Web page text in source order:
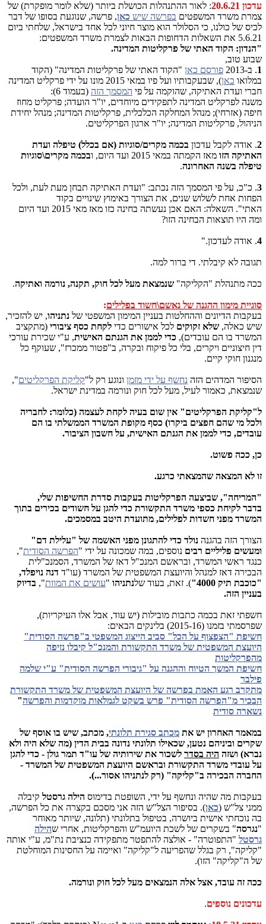
עדכון 20.6.21
: לאור ההתנהלות הכושלת ביותר (שלא לומר מופקרת) של
צמרת משרד המשפטים בפרשה שיש כאן, פרשה, שנוגעת בסופו של דבר
לכיס של כולנו, כי הסלולר הוא מוצר חיוני לכל אחד בישראל, שלחתי ביום
5.6.21 את השאלות הדחופות הבאות לצמרת משרד המשפטים:
"הנדון: הקוד האתי של פרקליטות המדינה.
שבוע טוב,
1. ב-2013 פורסם כאן "הקוד האתי של פרקליטות המדינה" (הקוד
במלואו כאן
), שבעקבותיו ועל פיו במאי 2015 מונו על ידי פרקליט המדינה
חברי ועדת האתיקה, שהוקמה על פי המסמך הזה (בעמוד 6):
משנה לפרקליט המדינה לתפקידים מיוחדים, יו"ר הועדה; פרקליט מחוז
חיפה (אזרחי); מנהל המחלקה הכלכלית, פרקליטות המדינה; מנהל יחידת
הניהול, פרקליטות המדינה; יו"ר ארגון הפרקליטים​.
2. אודה לקבל עדכון בכמה מקרים/סוגיות (אם בכלל) טיפלה ועדת
האתיקה הזו מאז הקמתה במאי 2015 ועד היום, ו
בכמה מקרים\סוגיות
טיפלה בשנה האחרונה.
3. כ"כ, על פי המסמך הזה נכתב: "ועדת האתיקה תבחן מעת לעת, ולכל
הפחות אחת לשלוש שנים, את הצורך באימוץ שינויים בקוד
האתי".
השאלה: האם אכן נעשתה בחינה כזו מאז מאי 2015 ועד היום
ומה היו תוצאות הבחינה הזו?
4. אודה לעדכון."
תגובה לא קיבלתי. די ברור למה.
ככה מתנהלת "הקליקה" שנמצאת מעל לכל חוק, תקנה, נורמה ואתיקה.
סוגיית מימון ההגנה של נאשם\חשוד בפלילים:
בעקבות הדיונים וההחלטות בעניין המימון המשפטי של נתניהו, יש להזכיר,
שיש כאלה, שלא זקוקים לכל אישורים כדי לקחת כסף ציבורי (מתקציב
המשרד בו הם עובדים), כדי לממן את הגנתם האישית, ע"י שכירת עורכי
דין חיצוניים ויקרים, בלי כל פיקוח ובקרה, ב"פטור ממכרז", שעוקף כל
מנגנון חוקי קיים.
הסיפור המדהים הזה נחשף על ידי מזמן ונוגע רק ל"קליקת הפרקליטים",
שנמצאת, כאמור לעיל, מעל לכל חוק ונורמה במדינת ישראל.
ל"קליקת הפרקליטים" אין שום בעיה לקחת לעצמה (כלומר: לחבריה
ולכל מי שהם חפצים ביקרו) כסף מקופת המשרד הממשלתי בו הם
עובדים, כדי לממן את הגנתם האישית, על חשבון הציבור.
כן, ככה פשוט.
זו לא המצאה שהמצאתי כרגע.
"המריחה", שביצעה הפרקליטות בעקבות סדרת החשיפות שלי,
בדבר לקיחת כספי משרד התקשורת כדי להגן על חשודים בכירים בתוך
המשרד מפני חשדות לפלילים, מתועדת היטב במסמכים.
הצורך הזה בהגנה נולד כדי להתגונן מפני האשמה של "עלילת דם"
ומעשים פליליים רבים נוספים, במה שמכונה על ידי "הפרשה הסודית",
כנגד ראשי המשרד, ובראשם המנכ"ל דאז של המשרד, הסמנכ"לית
הבכירה דאז למנהל והיועצת המשפטית של המשרד (עו"ד דנה נויפלד,
"כוכבת תיק 4000"
). זאת, בעוד שלנתניהו "עושים את המוות", בדיוק
בעניין הזה.
חשפתי זאת בכמה כתבות מובילות (יש עוד, אבל אלו העיקריות),
שפרסמתי בזמנו (2015-16) בלינקים הבאים:
חשיפת "הצפצוף על הכל" סביב הייצוג המשפטי ב"פרשה הסודית"
היועצת המשפטית של משרד התקשורת והמנכ"ל קיבלו נזיפה
מהפרקליטות
חשיפת המשך הטיוח וההגנה על "גיבורי הפרשה הסודית" ע"י שלמה
פילבר
מתקרב רגע האמת בפרשה של היועצת המשפטית של משרד התקשורת
"הבכיר מ"הפרשה הסודית" פרש בשקט לגמלאות מוקדמות והפרשה
נשארה סודית
במאמר האחרון יש את מכתב סגירת תלונתי, מכתב, שיש בו אוסף של
שקרים וביניהם נטען, שכאילו תלונתי נדונה בבית הדין (מה שלא היה ולא
נברא) ושזה היה בסדר לשכור את שירותיה של עו"ד תמר גולן - כדי להגן
על עובדי משרד התקשורת ובראשם היועצת המשפטית של המשרד -
החברה הבכירה ב"קליקה" (רק לנתניהו אסור...).
בעקבות מה שהיה ונחשף על ידי, השופטת בדימוס הילה גרסטל קיבלה
ממני צל"ש (כאן). בסיפור הצל"ש הזה אני מסכם בקצרה את כל הפרשה,
בה נוכחתי אישית ביושרה, בטיפול בתלונתי (תלונה, שיותר מאוחר
"נגרסה" בשקרים של לשכת היועמ"ש והפרקליטות, אחרי שהילה
גרסטל "התפוטרה" - אולצה להתפטר מתפקידה כנציבת נת"מ, ע"י אותה
"קליקה", רק בגלל שהפריעה ל"קליקה" ואיימה על החסינות המוחלטת
של ה"קליקה" הזו).
ככה זה עובד, אצל אלה הנמצאים מעל לכל חוק ונורמה.
עדכונים נוספים.